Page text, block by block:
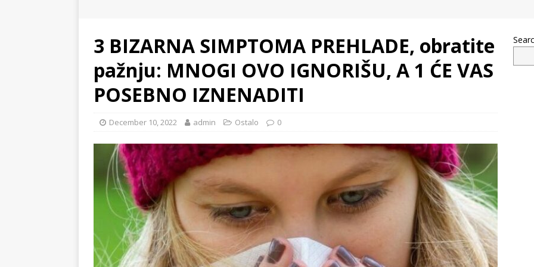
3 BIZARNA SIMPTOMA PREHLADE, obratite
pažnju: MNOGI OVO IGNORIŠU, A 1 ĆE VAS
POSEBNO IZNENADITI
December 10, 2022 admin Ostalo 0